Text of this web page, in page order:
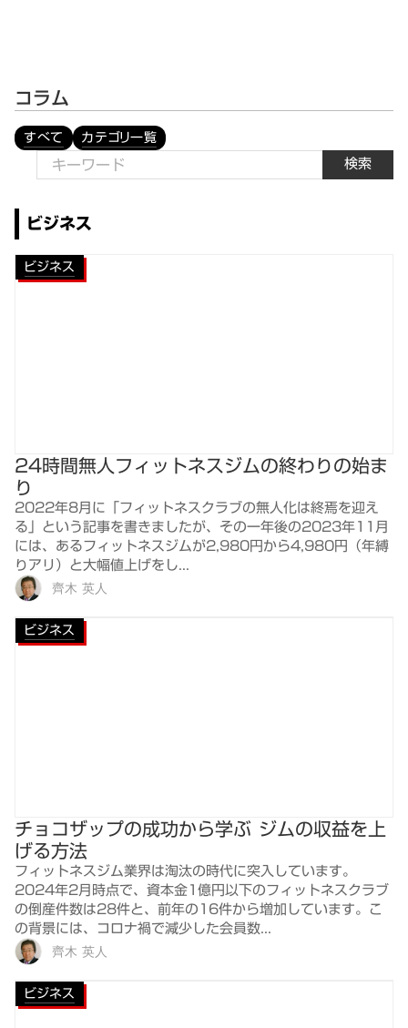
コラム
すべて カテゴリ一覧
検索
ビジネス
ビジネス
24時間無人フィットネスジムの終わりの始ま
り
2022年8月に「フィットネスクラブの無人化は終焉を迎え
る」という記事を書きましたが、その一年後の2023年11月
には、あるフィットネスジムが2,980円から4,980円（年縛
りアリ）と大幅値上げをし...
齊木 英人
ビジネス
チョコザップの成功から学ぶ ジムの収益を上
げる方法
フィットネスジム業界は淘汰の時代に突入しています。
2024年2月時点で、資本金1億円以下のフィットネスクラブ
の倒産件数は28件と、前年の16件から増加しています。こ
の背景には、コロナ禍で減少した会員数...
齊木 英人
ビジネス